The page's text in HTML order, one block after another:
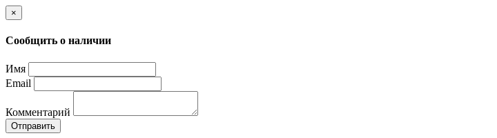
×
Сообщить о наличии
Имя
Email
Комментарий
Отправить